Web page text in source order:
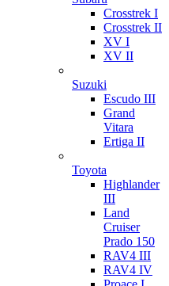
Crosstrek I
Crosstrek II
XV I
XV II
Suzuki
Escudo III
Grand
Vitara
Ertiga II
Toyota
Highlander
III
Land
Cruiser
Prado 150
RAV4 III
RAV4 IV